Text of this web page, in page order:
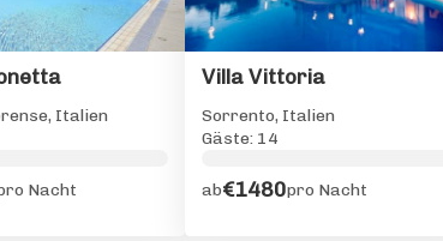
Italien
Nacht
Villa Vittoria
Sorrento, Italien
Gäste: 14
ab€1480pro Nacht